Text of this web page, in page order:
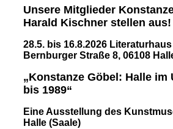
Unsere Mitglieder
Harald Kischner stellen aus!
28.5. bis 16.8.2026
Bernburger Straße 8, 06108
„Konstanze Göbel: Halle im
bis 1989“
Eine Ausstellung des
Halle (Saale)